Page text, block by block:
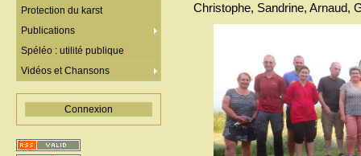
Christophe, Sandrine, Arnaud,
Protection du karst
Publications
Spéléo : utilité publique
Vidéos et Chansons
Connexion